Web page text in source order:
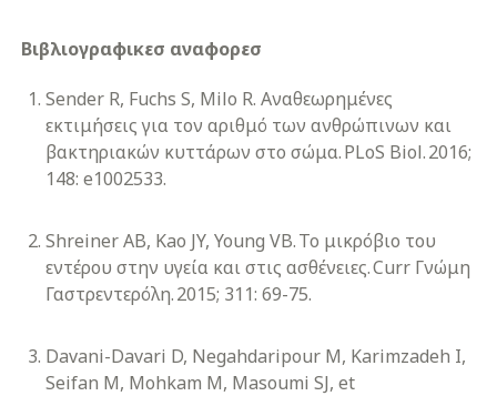
Βιβλιογραφικεσ αναφορεσ
Sender R, Fuchs S, Milo R. Αναθεωρημένες
εκτιμήσεις για τον αριθμό των ανθρώπινων και
βακτηριακών κυττάρων στο σώμα. PLoS Biol. 2016;
148: e1002533.
Shreiner AB, Kao JY, Young VB. Το μικρόβιο του
εντέρου στην υγεία και στις ασθένειες. Curr Γνώμη
Γαστρεντερόλη. 2015; 311: 69-75.
Davani-Davari D, Negahdaripour M, Karimzadeh I,
Seifan M, Mohkam M, Masoumi SJ, et